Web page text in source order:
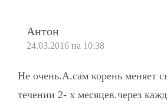
Антон
24.03.2016 на 10:38
Не очень.А.сам корень меняет
течении 2- х месяцев.через